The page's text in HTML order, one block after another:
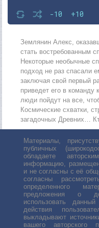
-10 +10
Землянин Алекс,
стать востребованным
Некоторые необычные
подход не раз спасали
заключая свой первый
приведет его в команду
люди пойдут на все,
Космические схватки,
загадочных Древних…
Материалы,
публичных
обладаете
информацию,
и не согласны с её
согласны
определенного
предложения о
использовать
действия
выкладывают
вашего